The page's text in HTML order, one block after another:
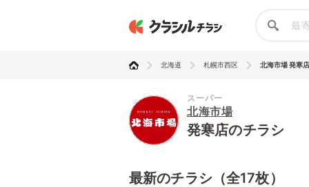
北海道 札幌市西区 北海市場 発寒店
スーパー
北海市場
発寒店のチラシ
最新のチラシ（全17枚）